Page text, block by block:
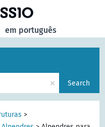
em português
× Search
>